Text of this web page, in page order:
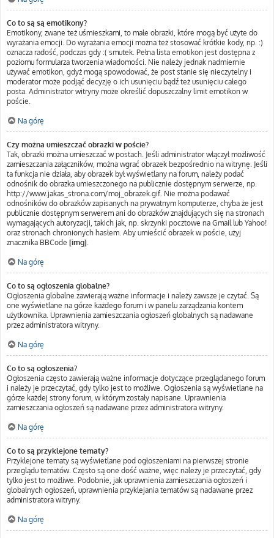
Co to są są emotikony?
Emotikony, zwane też uśmieszkami, to małe obrazki, które mogą być użyte do
wyrażania emocji. Do wyrażania emocji można też stosować krótkie kody, np. :)
oznacza radość, podczas gdy :( smutek. Pełna lista emotikon jest dostępna z
poziomu formularza tworzenia wiadomości. Nie należy jednak nadmiernie
używać emotikon, gdyż mogą spowodować, że post stanie się nieczytelny i
moderator może podjąć decyzję o ich usunięciu bądź też usunięciu całego
posta. Administrator witryny może określić dopuszczalny limit emotikon w
poście.
Na górę
Czy można umieszczać obrazki w poście?
Tak, obrazki można umieszczać w postach. Jeśli administrator włączył możliwość
zamieszczania załączników, można wgrać obrazek bezpośrednio na witrynę. Jeśli
ta funkcja nie działa, aby obrazek był wyświetlany na forum, należy podać
odnośnik do obrazka umieszczonego na publicznie dostępnym serwerze, np.
http://www.jakas_strona.com/moj_obrazek.gif. Nie można podawać
odnośników do obrazków zapisanych na prywatnym komputerze, chyba że jest
publicznie dostępnym serwerem ani do obrazków znajdujących się na stronach
wymagających autoryzacji, takich jak, np. skrzynki pocztowe na Gmail lub Yahoo!
oraz stronach chronionych hasłem. Aby umieścić obrazek w poście, użyj
znacznika BBCode [img].
Na górę
Co to są ogłoszenia globalne?
Ogłoszenia globalne zawierają ważne informacje i należy zawsze je czytać. Są
one wyświetlane na górze każdego forum i w panelu zarządzania kontem
użytkownika. Uprawnienia zamieszczania ogłoszeń globalnych są nadawane
przez administratora witryny.
Na górę
Co to są ogłoszenia?
Ogłoszenia często zawierają ważne informacje dotyczące przeglądanego forum
i należy je przeczytać, gdy tylko jest to możliwe. Ogłoszenia są wyświetlane na
górze każdej strony forum, w którym zostały napisane. Uprawnienia
zamieszczania ogłoszeń są nadawane przez administratora witryny.
Na górę
Co to są przyklejone tematy?
Przyklejone tematy są wyświetlane pod ogłoszeniami na pierwszej stronie
przeglądu tematów. Często są one dość ważne, więc należy je przeczytać, gdy
tylko jest to możliwe. Podobnie, jak uprawnienia zamieszczania ogłoszeń i
globalnych ogłoszeń, uprawnienia przyklejania tematów są nadawane przez
administratora witryny.
Na górę